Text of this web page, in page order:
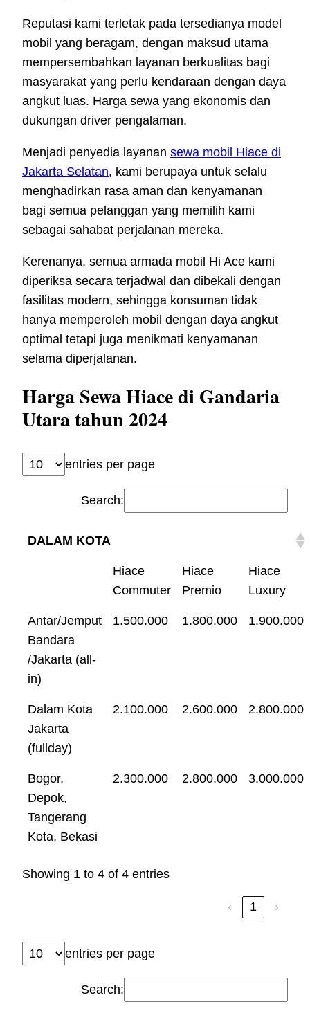
Reputasi kami terletak pada tersedianya model
mobil yang beragam, dengan maksud utama
mempersembahkan layanan berkualitas bagi
masyarakat yang perlu kendaraan dengan daya
angkut luas. Harga sewa yang ekonomis dan
dukungan driver pengalaman.
Menjadi penyedia layanan sewa mobil Hiace di
Jakarta Selatan, kami berupaya untuk selalu
menghadirkan rasa aman dan kenyamanan
bagi semua pelanggan yang memilih kami
sebagai sahabat perjalanan mereka.
Kerenanya, semua armada mobil Hi Ace kami
diperiksa secara terjadwal dan dibekali dengan
fasilitas modern, sehingga konsuman tidak
hanya memperoleh mobil dengan daya angkut
optimal tetapi juga menikmati kenyamanan
selama diperjalanan.
Harga Sewa Hiace di Gandaria
Utara tahun 2024
entries per page
Search:
DALAM KOTA
Hiace
Commuter
Hiace
Premio
Hiace
Luxury
Antar/Jemput
Bandara
/Jakarta (all-
in)
1.500.000 1.800.000 1.900.000
Dalam Kota
Jakarta
(fullday)
2.100.000 2.600.000 2.800.000
Bogor,
Depok,
Tangerang
Kota, Bekasi
2.300.000 2.800.000 3.000.000
Showing 1 to 4 of 4 entries
‹ 1 ›
entries per page
Search: